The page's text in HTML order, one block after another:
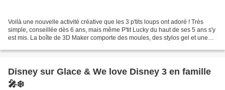
Voilà une nouvelle activité créative que les 3 p'tits loups ont adoré ! Très
simple, conseillée dès 6 ans, mais même P'tit Lucky du haut de ses 5 ans s'y
est mis. La boîte de 3D Maker comporte des moules, des stylos gel et une
Disney sur Glace & We love Disney 3 en famille
🎤❄️